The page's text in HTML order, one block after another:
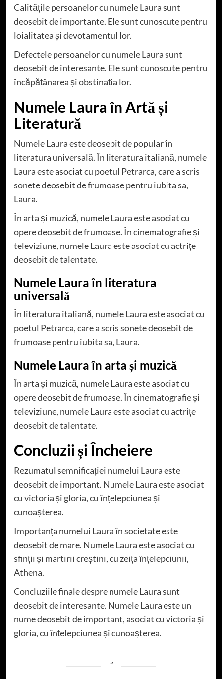
Calitățile persoanelor cu numele Laura sunt
deosebit de importante. Ele sunt cunoscute pentru
loialitatea și devotamentul lor.
Defectele persoanelor cu numele Laura sunt
deosebit de interesante. Ele sunt cunoscute pentru
încăpățânarea și obstinația lor.
Numele Laura în Artă și
Literatură
Numele Laura este deosebit de popular în
literatura universală. În literatura italiană, numele
Laura este asociat cu poetul Petrarca, care a scris
sonete deosebit de frumoase pentru iubita sa,
Laura.
În arta și muzică, numele Laura este asociat cu
opere deosebit de frumoase. În cinematografie și
televiziune, numele Laura este asociat cu actrițe
deosebit de talentate.
Numele Laura în literatura
universală
În literatura italiană, numele Laura este asociat cu
poetul Petrarca, care a scris sonete deosebit de
frumoase pentru iubita sa, Laura.
Numele Laura în arta și muzică
În arta și muzică, numele Laura este asociat cu
opere deosebit de frumoase. În cinematografie și
televiziune, numele Laura este asociat cu actrițe
deosebit de talentate.
Concluzii și Încheiere
Rezumatul semnificației numelui Laura este
deosebit de important. Numele Laura este asociat
cu victoria și gloria, cu înțelepciunea și
cunoașterea.
Importanța numelui Laura în societate este
deosebit de mare. Numele Laura este asociat cu
sfinții și martirii creștini, cu zeița înțelepciunii,
Athena.
Concluziile finale despre numele Laura sunt
deosebit de interesante. Numele Laura este un
nume deosebit de important, asociat cu victoria și
gloria, cu înțelepciunea și cunoașterea.